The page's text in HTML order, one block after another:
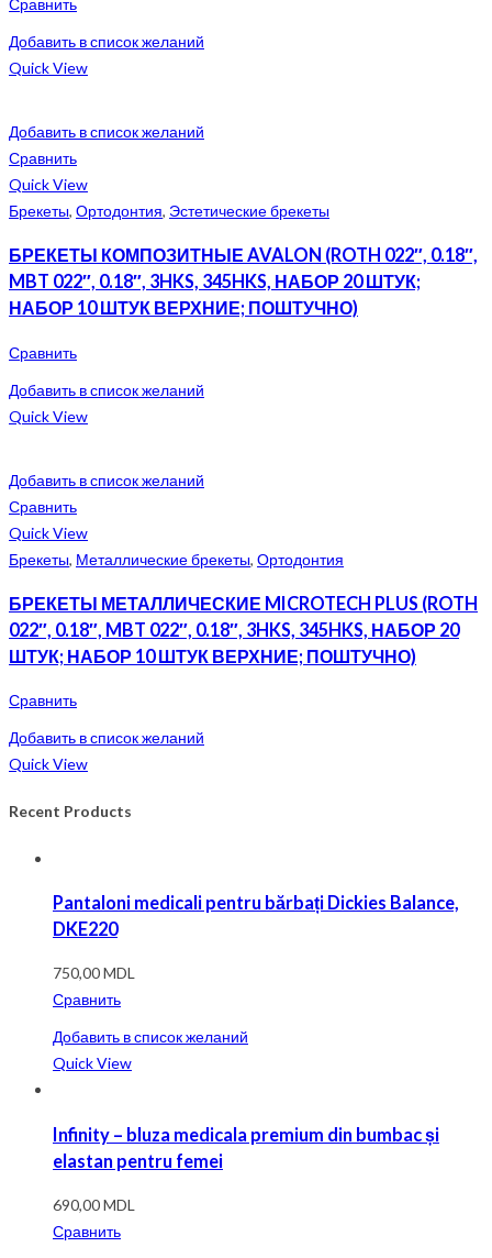
Добавить в список желаний
Quick View
Добавить в список желаний
Сравнить
Quick View
Брекеты, Ортодонтия, Эстетические брекеты
БРЕКЕТЫ КОМПОЗИТНЫЕ AVALON (ROTH 022″, 0.18″,
MBT 022″, 0.18″, 3HKS, 345HKS, НАБОР 20 ШТУК;
НАБОР 10 ШТУК ВЕРХНИЕ; ПОШТУЧНО)
Сравнить
Добавить в список желаний
Quick View
Добавить в список желаний
Сравнить
Quick View
Брекеты, Металлические брекеты, Ортодонтия
БРЕКЕТЫ МЕТАЛЛИЧЕСКИЕ MICROTECH PLUS (ROTH
022″, 0.18″, MBT 022″, 0.18″, 3HKS, 345HKS, НАБОР 20
ШТУК; НАБОР 10 ШТУК ВЕРХНИЕ; ПОШТУЧНО)
Сравнить
Добавить в список желаний
Quick View
Recent Products
Pantaloni medicali pentru bărbați Dickies Balance,
DKE220
750,00MDL
Сравнить
Добавить в список желаний
Quick View
Infinity – bluza medicala premium din bumbac și
elastan pentru femei
690,00MDL
Сравнить